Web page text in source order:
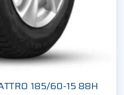
185/60-15 88H